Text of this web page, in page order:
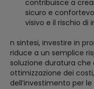
contribuisce a
sicuro e
visivo e il rischio di
n sintesi, investire in
riduce a un semplice
soluzione duratura che
ottimizzazione dei
dell’investimento per le